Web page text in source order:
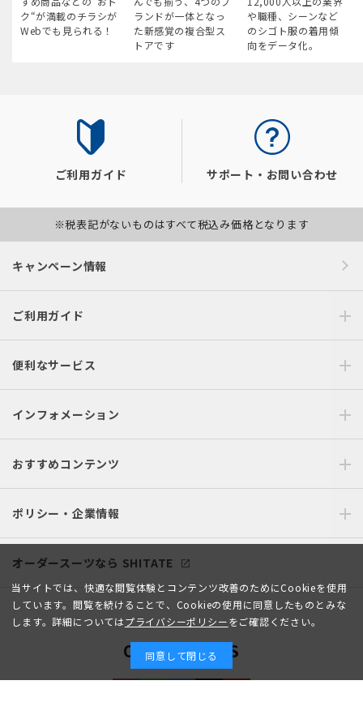
ク“が満載のチラシが
Webでも見られる！
ランドが一体となっ
た新感覚の複合型ス
トアです
や職種、シーンなど
のシゴト服の着用傾
向をデータ化。
ご利用ガイド サポート・お問い合わせ
※税表記がないものはすべて税込み価格となります
キャンペーン情報
ご利用ガイド
便利なサービス
インフォメーション
おすすめコンテンツ
ポリシー・企業情報
オーダースーツなら SHITATE
OFFICIAL SNS
当サイトでは、快適な閲覧体験とコンテンツ改善のためにCookieを使用
しています。閲覧を続けることで、Cookieの使用に同意したものとみな
します。詳細についてはプライバシーポリシーをご確認ください。
同意して閉じる